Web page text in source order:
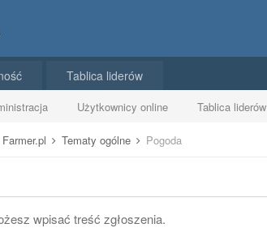
Użytkownicy online Tablica liderów
Tablica liderów
Tematy ogólne Pogoda
wpisać treść zgłoszenia.